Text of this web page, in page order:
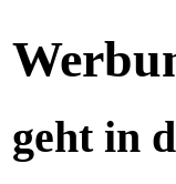
geht in